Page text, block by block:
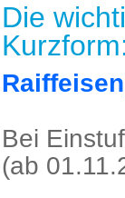
Die
Kurzform:
Bei
(ab